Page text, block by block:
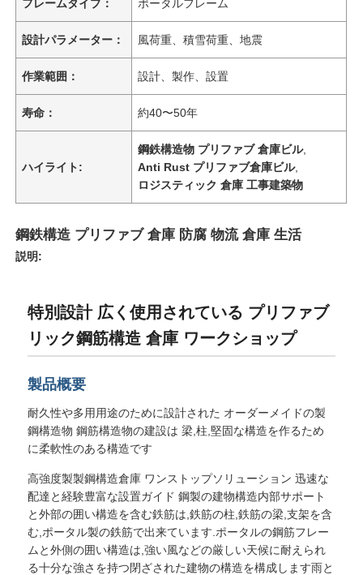
フレームタイプ： ポータルフレーム
設計パラメーター： 風荷重、積雪荷重、地震
作業範囲： 設計、製作、設置
寿命： 約40〜50年
ハイライト:
鋼鉄構造物 プリファブ 倉庫ビル,
Anti Rust プリファブ倉庫ビル,
ロジスティック 倉庫 工事建築物
鋼鉄構造 プリファブ 倉庫 防腐 物流 倉庫 生活
説明:
特別設計 広く使用されている プリファブ
リック鋼筋構造 倉庫 ワークショップ
製品概要
耐久性や多用用途のために設計された オーダーメイドの製
鋼構造物 鋼筋構造物の建設は 梁,柱,堅固な構造を作るため
に柔軟性のある構造です
高強度製製鋼構造倉庫 ワンストップソリューション 迅速な
配達と経験豊富な設置ガイド 鋼製の建物構造内部サポート
と外部の囲い構造を含む鉄筋は,鉄筋の柱,鉄筋の梁,支架を含
む,ポータル製の鉄筋で出来ています.ポータルの鋼筋フレー
ムと外側の囲い構造は,強い風などの厳しい天候に耐えられ
る十分な強さを持つ閉ざされた建物の構造を構成します雨と